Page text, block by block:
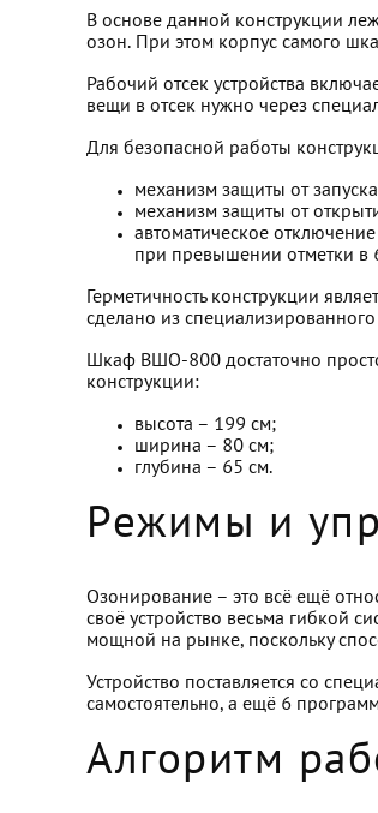
В основе данной конструкции
озон. При этом корпус самого
Рабочий отсек устройства
вещи в отсек нужно через
Для безопасной работы
механизм защиты от
механизм защиты от
автоматическое
при превышении отметки в
Герметичность конструкции
сделано из
Шкаф ВШО-800 достаточно
конструкции:
высота – 199 см;
ширина – 80 см;
глубина – 65 см.
Режимы и
Озонирование – это всё ещё
своё устройство весьма гибкой
мощной на рынке, поскольку
Устройство поставляется со
самостоятельно, а ещё 6
Алгоритм